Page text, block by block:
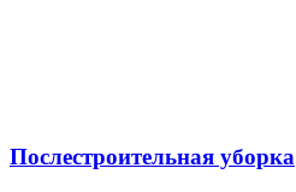
Послестроительная уборка